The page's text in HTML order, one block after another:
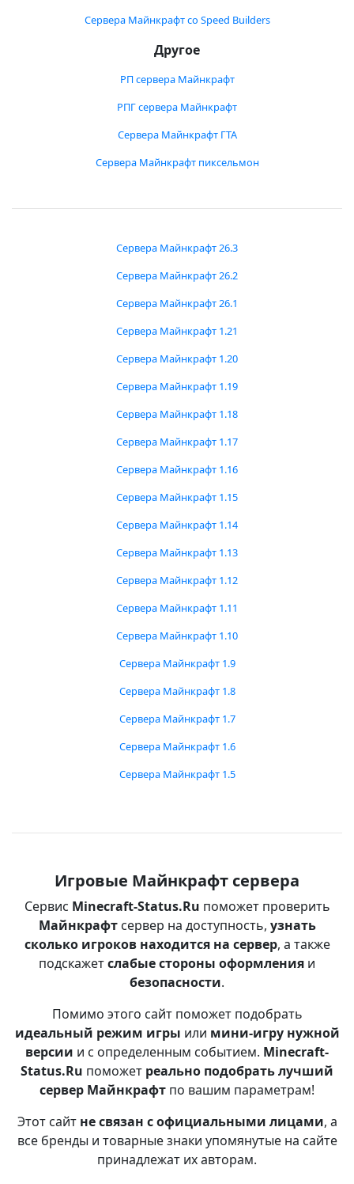
Сервера Майнкрафт со Speed Builders
Другое
РП сервера Майнкрафт
РПГ сервера Майнкрафт
Сервера Майнкрафт ГТА
Сервера Майнкрафт пиксельмон
Сервера Майнкрафт 26.3
Сервера Майнкрафт 26.2
Сервера Майнкрафт 26.1
Сервера Майнкрафт 1.21
Сервера Майнкрафт 1.20
Сервера Майнкрафт 1.19
Сервера Майнкрафт 1.18
Сервера Майнкрафт 1.17
Сервера Майнкрафт 1.16
Сервера Майнкрафт 1.15
Сервера Майнкрафт 1.14
Сервера Майнкрафт 1.13
Сервера Майнкрафт 1.12
Сервера Майнкрафт 1.11
Сервера Майнкрафт 1.10
Сервера Майнкрафт 1.9
Сервера Майнкрафт 1.8
Сервера Майнкрафт 1.7
Сервера Майнкрафт 1.6
Сервера Майнкрафт 1.5
Игровые Майнкрафт сервера
Сервис Minecraft-Status.Ru поможет проверить
Майнкрафтсервер на доступность, узнать
сколько игроков находится на сервер, а также
подскажетслабые стороны оформления и
безопасности.
Помимо этого сайт поможет подобрать
идеальный режим игры или мини-игру нужной
версии и с определенным событием. Minecraft-
Status.Ru поможет реально подобрать лучший
сервер Майнкрафт по вашим параметрам!
Этот сайт не связан с официальными лицами, а
все бренды и товарные знаки упомянутые на сайте
принадлежат их авторам.